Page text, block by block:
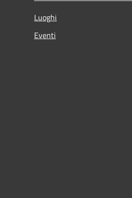
Luoghi
Eventi